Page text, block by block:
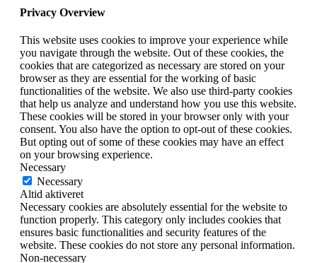
Privacy Overview
This website uses cookies to improve your experience while
you navigate through the website. Out of these cookies, the
cookies that are categorized as necessary are stored on your
browser as they are essential for the working of basic
functionalities of the website. We also use third-party cookies
that help us analyze and understand how you use this website.
These cookies will be stored in your browser only with your
consent. You also have the option to opt-out of these cookies.
But opting out of some of these cookies may have an effect
on your browsing experience.
Necessary
Necessary
Altid aktiveret
Necessary cookies are absolutely essential for the website to
function properly. This category only includes cookies that
ensures basic functionalities and security features of the
website. These cookies do not store any personal information.
Non-necessary